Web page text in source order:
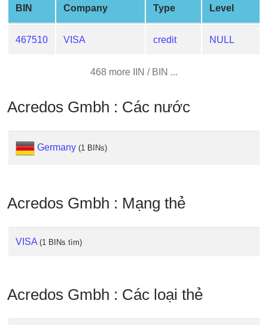
Credit
Card
Checker
is
My
IP
Address
IP
BIN
Checker
BIN
Company
Type
Level
467510 VISA credit NULL
468 more IIN / BIN ...
Acredos Gmbh : Các nước
Germany (1 BINs)
Acredos Gmbh : Mạng thẻ
VISA (1 BINs tìm)
Acredos Gmbh : Các loại thẻ